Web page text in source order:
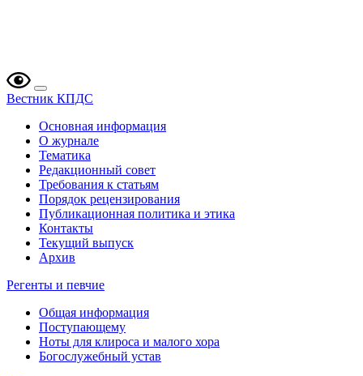
Вестник КПДС
Основная информация
О журнале
Тематика
Редакционный совет
Требования к статьям
Порядок рецензирования
Публикационная политика и этика
Контакты
Текущий выпуск
Архив
Регенты и певчие
Общая информация
Поступающему
Ноты для клироса и малого хора
Богослужебный устав